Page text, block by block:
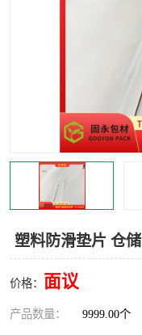
塑料防滑垫片 仓储
价格： 面议
产品数量： 9999.00个